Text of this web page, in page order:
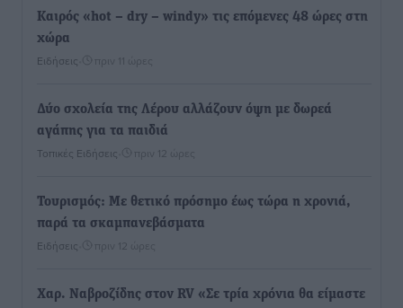
Καιρός «hot – dry – windy» τις επόμενες 48 ώρες στη
χώρα
Ειδήσεις πριν 11 ώρες
Δύο σχολεία της Λέρου αλλάζουν όψη με δωρεά
αγάπης για τα παιδιά
Τοπικές Ειδήσεις πριν 12 ώρες
Τουρισμός: Με θετικό πρόσημο έως τώρα η χρονιά,
παρά τα σκαμπανεβάσματα
Ειδήσεις πριν 12 ώρες
Χαρ. Ναβροζίδης στον RV «Σε τρία χρόνια θα είμαστε